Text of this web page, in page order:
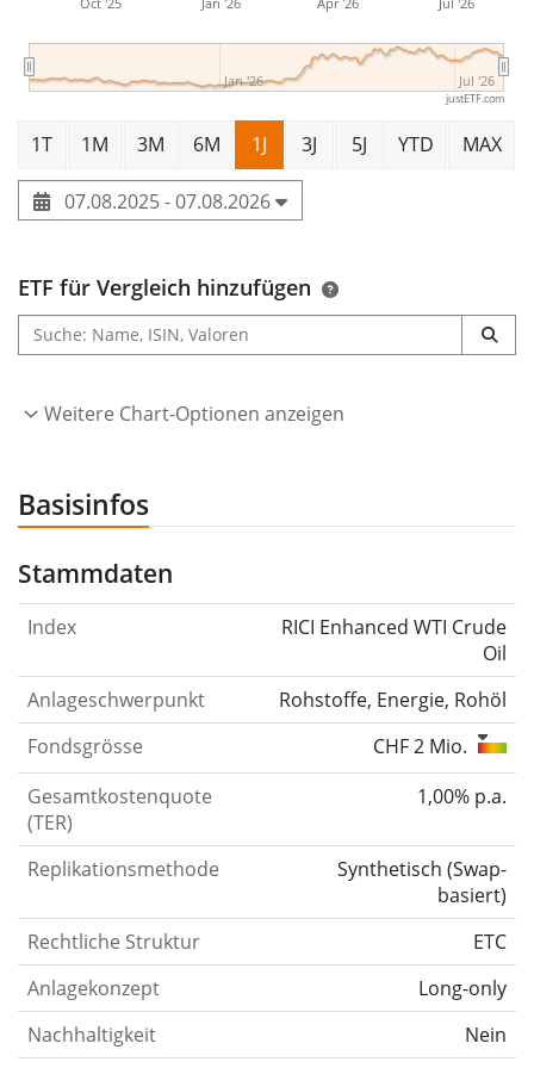
Jan '26 Jul '26
justETF.com
1T 1M 3M 6M 1J 3J 5J YTD MAX
07.08.2025 - 07.08.2026
ETF für Vergleich hinzufügen
Weitere Chart-Optionen anzeigen
Basisinfos
Stammdaten
Index
RICI Enhanced WTI Crude
Oil
Anlageschwerpunkt
Rohstoffe, Energie, Rohöl
Fondsgrösse
CHF 2 Mio.
Gesamtkostenquote
(TER)
1,00% p.a.
Replikationsmethode Synthetisch (Swap-
basiert)
Rechtliche Struktur
ETC
Anlagekonzept
Long-only
Nachhaltigkeit
Nein